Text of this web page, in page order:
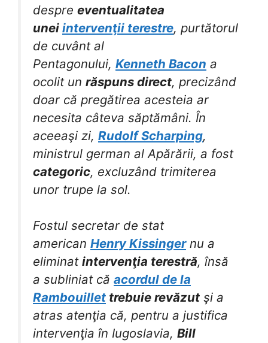
despre eventualitatea
unei intervenţii terestre, purtătorul
de cuvânt al
Pentagonului, Kenneth Bacon a
ocolit un răspuns direct, precizând
doar că pregătirea acesteia ar
necesita câteva săptămâni. În
aceeaşi zi, Rudolf Scharping,
ministrul german al Apărării, a fost
categoric, excluzând trimiterea
unor trupe la sol.
Fostul secretar de stat
american Henry Kissingernu a
eliminat intervenţia terestră, însă
a subliniat că acordul de la
Rambouillet trebuie revăzut şi a
atras atenţia că, pentru a justifica
intervenţia în Iugoslavia, Bill